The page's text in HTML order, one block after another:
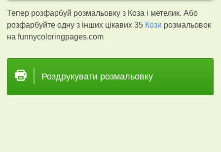
Тепер розфарбуй розмальовку з Коза і метелик. Або
розфарбуйте одну з інших цікавих 35 Кози розмальовок
на funnycoloringpages.com
Роздрукувати розмальовку